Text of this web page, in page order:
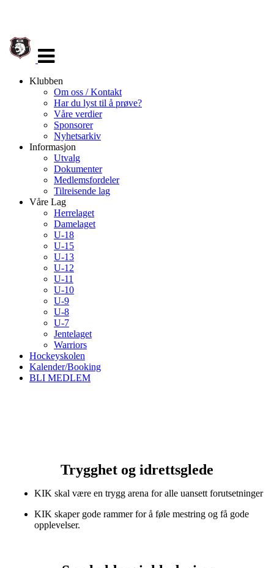
navigasjon
Klubben
Om oss / Kontakt
Har du lyst til å prøve?
Våre verdier
Sponsorer
Nyhetsarkiv
Informasjon
Utvalg
Dokumenter
Medlemsfordeler
Tilreisende lag
Våre Lag
Herrelaget
Damelaget
U-18
U-15
U-13
U-12
U-11
U-10
U-9
U-8
U-7
Jentelaget
Warriors
Hockeyskolen
Kalender/Booking
BLI MEDLEM
Trygghet og idrettsglede
KIK skal være en trygg arena for alle uansett forutsetninger
KIK skaper gode rammer for å føle mestring og få gode
opplevelser.